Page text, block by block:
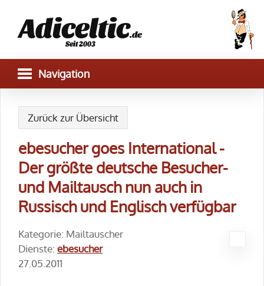
Adiceltic.de
Seit 2003
Zurück zur Übersicht
ebesucher goes International -
Der größte deutsche Besucher-
und Mailtausch nun auch in
Russisch und Englisch verfügbar
Kategorie: Mailtauscher
Dienste: ebesucher
27.05.2011